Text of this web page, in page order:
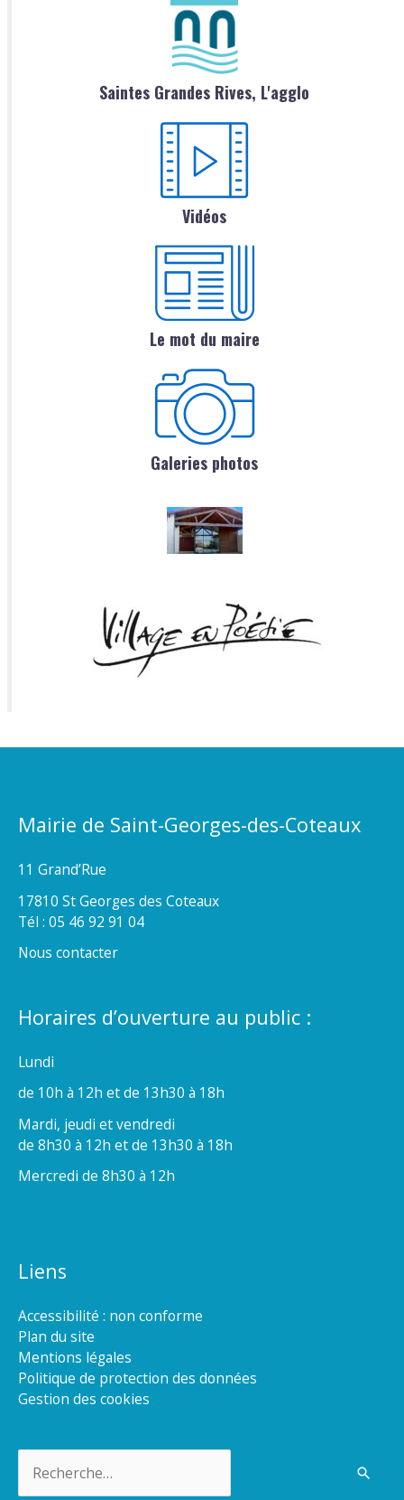
Saintes Grandes Rives, L'agglo
Vidéos
Le mot du maire
Galeries photos
Mairie de Saint-Georges-des-Coteaux
11 Grand’Rue
17810 St Georges des Coteaux
Tél : 05 46 92 91 04
Nous contacter
Horaires d’ouverture au public :
Lundi
de 10h à 12h et de 13h30 à 18h
Mardi, jeudi et vendredi
de 8h30 à 12h et de 13h30 à 18h
Mercredi de 8h30 à 12h
Liens
Accessibilité : non conforme
Plan du site
Mentions légales
Politique de protection des données
Gestion des cookies